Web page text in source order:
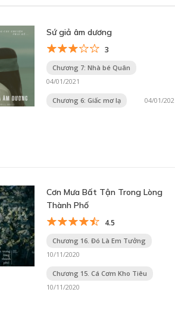
Sứ giả âm dương
3
Chương 7: Nhà bé Quân
04/01/2021
Chương 6: Giấc mơ lạ 04/01/
Cơn Mưa Bất Tận Trong Lòng
Thành Phố
4.5
Chương 16. Đó Là Em Tưởng
10/11/2020
Chương 15. Cá Cơm Kho Tiêu
10/11/2020